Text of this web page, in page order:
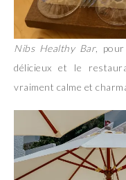
Nibs Healthy Bar, pour
délicieux et le
vraiment calme et